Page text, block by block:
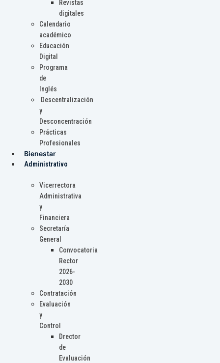
Revistas
digitales
Calendario
académico
Educación
Digital
Programa
de
Inglés
Descentralización
y
Desconcentración
Prácticas
Profesionales
Bienestar
Administrativo
Vicerrectora
Administrativa
y
Financiera
Secretaría
General
Convocatoria
Rector
2026-
2030
Contratación
Evaluación
y
Control
Drector
de
Evaluación